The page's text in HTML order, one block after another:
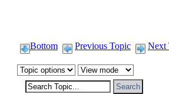
Bottom Previous Topic Next